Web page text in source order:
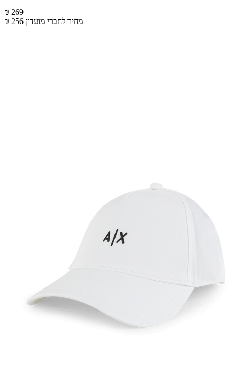
₪ 269
₪ 256 מחיר לחברי מועדון